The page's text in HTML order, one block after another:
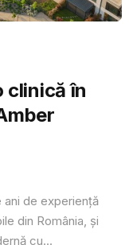
clinică în
de experiență
din România, și
cu...